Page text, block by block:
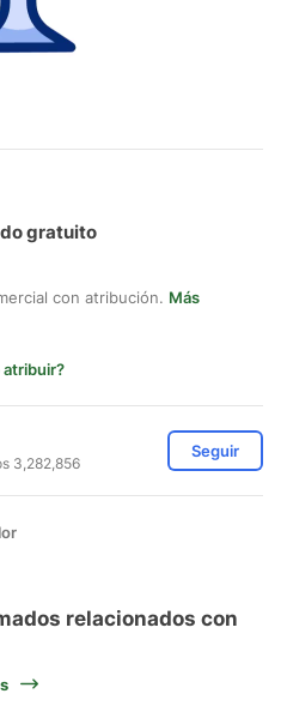
gratuito
con atribución. Más
atribuir?
3,282,856
Seguir
relacionados con